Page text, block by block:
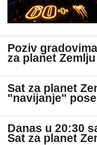
Poziv
za planet Zemlju
Sat za planet
"navijanje"
Danas u 20:30
Sat za planet